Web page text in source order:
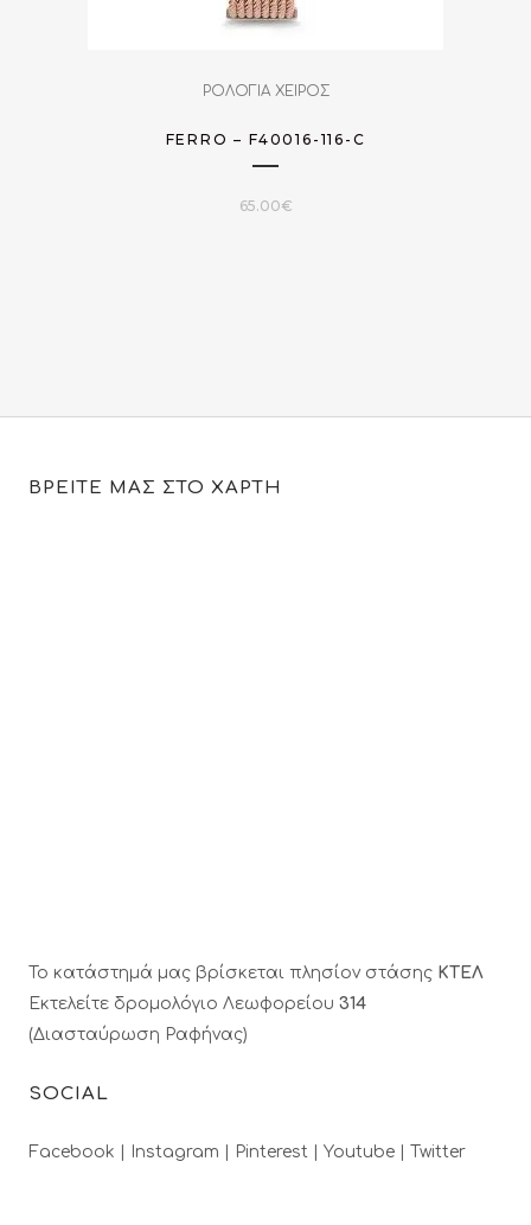
ΡΟΛΟΓΙΑ ΧΕΙΡΟΣ
FERRO – F40016-116-C
65.00€
ΒΡΕΙΤΕ ΜΑΣ ΣΤΟ ΧΑΡΤΗ
Το κατάστημά μας βρίσκεται πλησίον στάσης ΚΤΕΛ
Εκτελείτε δρομολόγιο Λεωφορείου 314
(Διασταύρωση Ραφήνας)
SOCIAL
Facebook | Instagram | Pinterest | Youtube | Twitter